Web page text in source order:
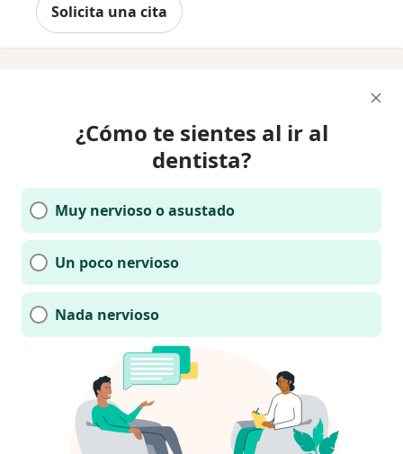
Solicita una cita
¿Cómo te sientes al ir al
dentista?
Muy nervioso o asustado
Un poco nervioso
Nada nervioso